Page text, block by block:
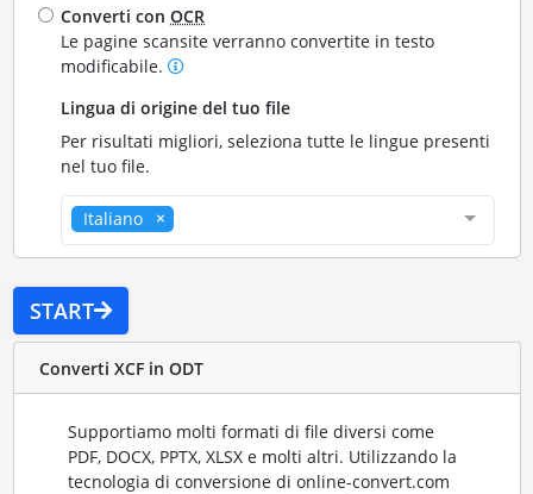
Converti conOCR
Le pagine scansite verranno convertite in testo
modificabile.
Lingua di origine del tuo file
Per risultati migliori, seleziona tutte le lingue presenti
nel tuo file.
Italiano
START
Converti XCF in ODT
Supportiamo molti formati di file diversi come
PDF, DOCX, PPTX, XLSX e molti altri. Utilizzando la
tecnologia di conversione di online-convert.com